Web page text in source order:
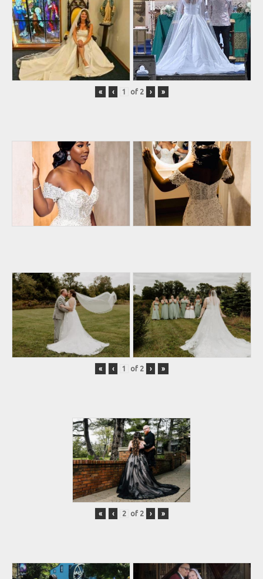
« ‹ of 2 › »
« ‹ of 2 › »
« ‹ of 2 › »